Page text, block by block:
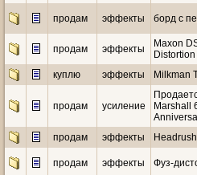
продам эффекты борд с
продам эффекты
Maxon
куплю эффекты Milkman
продам усиление
Marshall
продам эффекты
продам эффекты Фуз-